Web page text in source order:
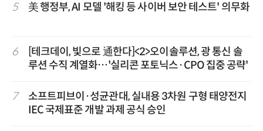
5 美 행정부, AI 모델 '해킹 등 사이버 보안 테스트' 의무화
6
[테크데이, 빛으로 通한다]<2>오이솔루션, 광 통신 솔
루션 수직 계열화…'실리콘 포토닉스·CPO 집중 공략'
7
소프트피브이·성균관대, 실내용 3차원 구형 태양전지
IEC 국제표준 개발 과제 공식 승인